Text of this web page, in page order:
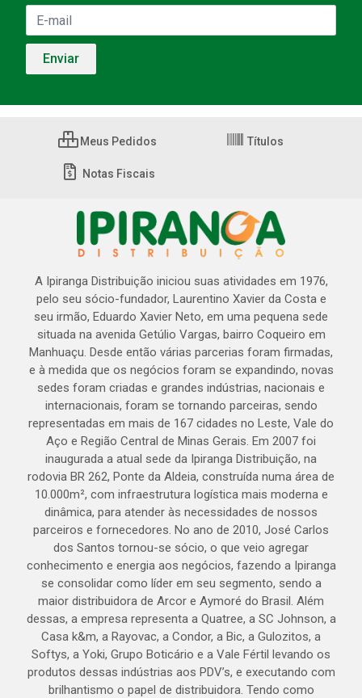
Meus Pedidos Títulos
Notas Fiscais
A Ipiranga Distribuição iniciou suas atividades em 1976,
pelo seu sócio-fundador, Laurentino Xavier da Costa e
seu irmão, Eduardo Xavier Neto, em uma pequena sede
situada na avenida Getúlio Vargas, bairro Coqueiro em
Manhuaçu. Desde então várias parcerias foram firmadas,
e à medida que os negócios foram se expandindo, novas
sedes foram criadas e grandes indústrias, nacionais e
internacionais, foram se tornando parceiras, sendo
representadas em mais de 167 cidades no Leste, Vale do
Aço e Região Central de Minas Gerais. Em 2007 foi
inaugurada a atual sede da Ipiranga Distribuição, na
rodovia BR 262, Ponte da Aldeia, construída numa área de
10.000m², com infraestrutura logística mais moderna e
dinâmica, para atender às necessidades de nossos
parceiros e fornecedores. No ano de 2010, José Carlos
dos Santos tornou-se sócio, o que veio agregar
conhecimento e energia aos negócios, fazendo a Ipiranga
se consolidar como líder em seu segmento, sendo a
maior distribuidora de Arcor e Aymoré do Brasil. Além
dessas, a empresa representa a Quatree, a SC Johnson, a
Casa k&m, a Rayovac, a Condor, a Bic, a Gulozitos, a
Softys, a Yoki, Grupo Boticário e a Vale Fértil levando os
produtos dessas indústrias aos PDV’s, e executando com
brilhantismo o papel de distribuidora. Tendo como